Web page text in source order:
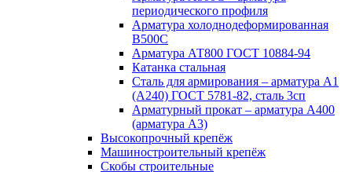
периодического профиля
Арматура холоднодеформированная
В500С
Арматура АТ800 ГОСТ 10884-94
Катанка стальная
Сталь для армирования – арматура А1
(А240) ГОСТ 5781-82, сталь 3сп
Арматурный прокат – арматура А400
(арматура А3)
Высокопрочный крепёж
Машиностроительный крепёж
Скобы строительные